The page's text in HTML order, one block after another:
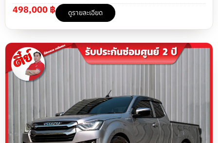
498,000 ฿ ดูรายละเอียด